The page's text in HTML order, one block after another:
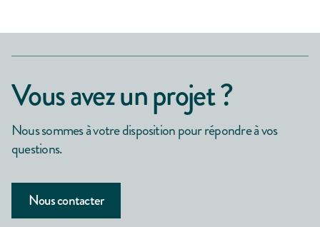
Vous avez un projet ?
Nous sommes à votre disposition pour répondre à vos
questions.
Nous contacter